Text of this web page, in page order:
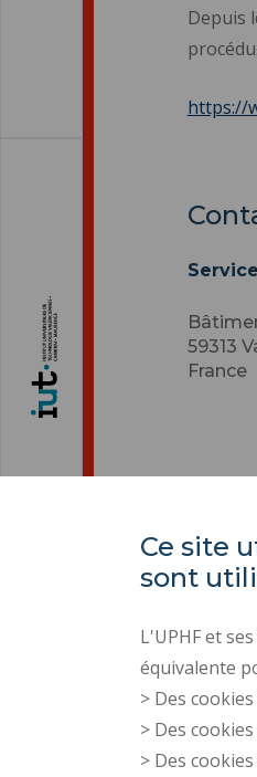
Depuis
https://
59313
France
Ce site
sont
L'UPHF et
équivalente
> Des
> Des
> Des